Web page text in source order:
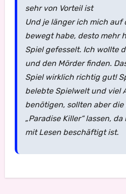
sehr von Vorteil ist
Und je länger ich mich auf
bewegt habe, desto mehr
Spiel gefesselt. Ich wollte
und den Mörder finden.
Spiel wirklich richtig gut!
belebte Spielwelt und viel
benötigen, sollten aber die
„Paradise Killer“ lassen,
mit Lesen beschäftigt ist.